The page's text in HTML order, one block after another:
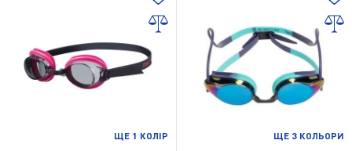
ЩЕ 1 КОЛІР ЩЕ 3 КОЛЬОРИ